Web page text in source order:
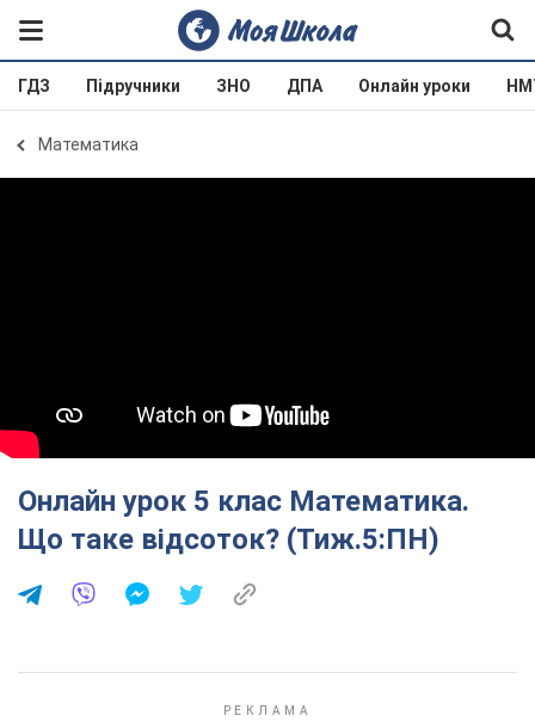
ГДЗ Підручники ЗНО ДПА Онлайн уроки
Математика
Онлайн урок 5 клас Математика.
Що таке відсоток? (Тиж.5:ПН)